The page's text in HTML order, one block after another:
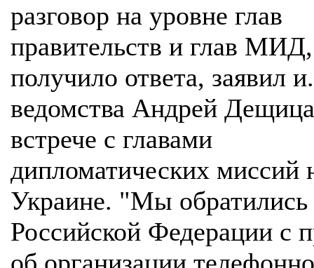
разговор на уровне глав
правительств и глав
получило ответа, заявил
ведомства Андрей
встрече с главами
дипломатических миссий
Украине. "Мы обратились
Российской Федерации с